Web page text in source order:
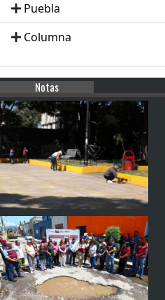
Puebla
Columna
Notas